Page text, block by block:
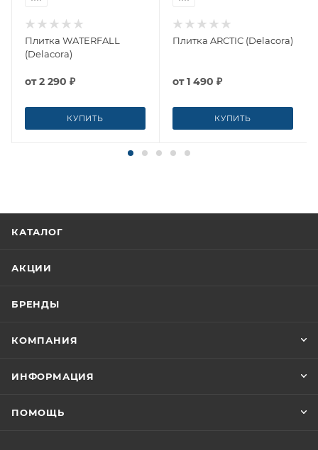
Плитка WATERFALL
(Delacora)
от2 290 ₽
КУПИТЬ
Плитка ARCTIC (Delacora)
от1 490 ₽
КУПИТЬ
КАТАЛОГ
АКЦИИ
БРЕНДЫ
КОМПАНИЯ
ИНФОРМАЦИЯ
ПОМОЩЬ